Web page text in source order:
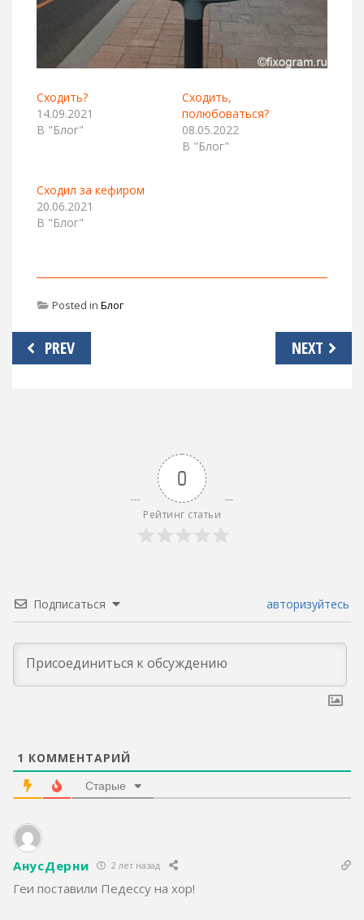
Сходить?
14.09.2021
В "Блог"
Сходить,
полюбоваться?
08.05.2022
В "Блог"
Сходил за кефиром
20.06.2021
В "Блог"
Posted in Блог
Навигация
по
PREV NEXT
0
Рейтинг статьи
Подписаться авторизуйтесь
1 КОММЕНТАРИЙ
Старые
АнусДерни 2 лет назад
Геи поставили Педессу на хор!